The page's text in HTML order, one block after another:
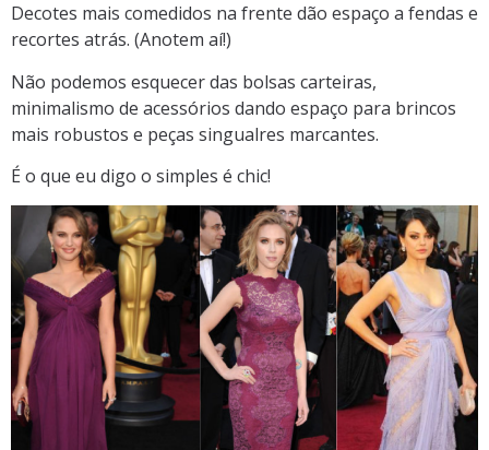
Decotes mais comedidos na frente dão espaço a fendas e
recortes atrás. (Anotem aí!)
Não podemos esquecer das bolsas carteiras,
minimalismo de acessórios dando espaço para brincos
mais robustos e peças singualres marcantes.
É o que eu digo o simples é chic!